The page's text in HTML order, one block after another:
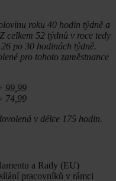
roku 40 hodin týdně a
celkem 52 týdnů v roce tedy
po 30 hodinách týdně.
pro tohoto zaměstnance
99,99
74,99
v délce 175 hodin.
a Rady (EU)
pracovníků v rámci